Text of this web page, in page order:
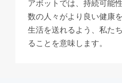
アボットでは、持続可能
数の人々がより良い健康
生活を送れるよう、私た
ることを意味します。